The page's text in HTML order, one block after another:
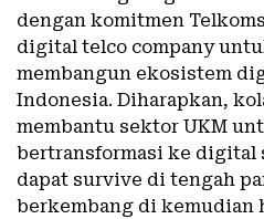
dengan komitmen
digital telco company
membangun ekosistem
Indonesia. Diharapkan,
membantu sektor UKM
bertransformasi ke digital
dapat survive di tengah
berkembang di kemudian